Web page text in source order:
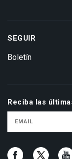
SEGUIR
Boletín
Reciba las